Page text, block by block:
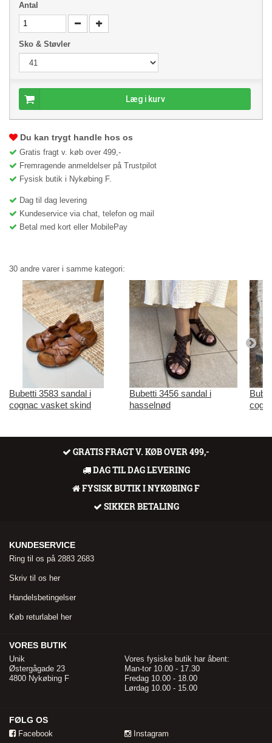
Antal
Sko & Støvler
Læg i kurv
Du kan trygt handle hos os
Gratis fragt v. køb over 499,-
Fremragende anmeldelser på Trustpilot
Fysisk butik i Nykøbing F.
Dag til dag levering
Kundeservice via chat, telefon og mail
Betal med kort eller MobilePay
30 andre varer i samme kategori:
Bubetti 3583 sandal i
cognac vasket skind
Bubetti 3456 sandal i
hasselnød
GRATIS FRAGT V. KØB OVER 499,-
DAG TIL DAG LEVERING
FYSISK BUTIK I NYKØBING F
SIKKER BETALING
KUNDESERVICE
Ring til os på 2883 2683
Skriv til os her
Handelsbetingelser
Køb returlabel her
VORES BUTIK
Unik
Østergågade 23
4800 Nykøbing F
Vores fysiske butik har åbent:
Man-tor 10.00 - 17.30
Fredag 10.00 - 18.00
Lørdag 10.00 - 15.00
FØLG OS
Facebook Instagram